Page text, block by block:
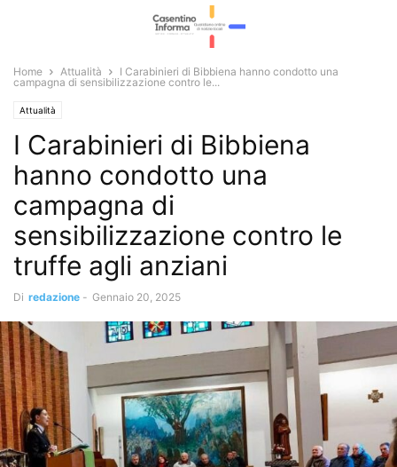
Home Attualità
I Carabinieri di Bibbiena hanno condotto una
campagna di sensibilizzazione contro le...
Attualità
I Carabinieri di Bibbiena
hanno condotto una
campagna di
sensibilizzazione contro le
truffe agli anziani
Di redazione - Gennaio 20, 2025